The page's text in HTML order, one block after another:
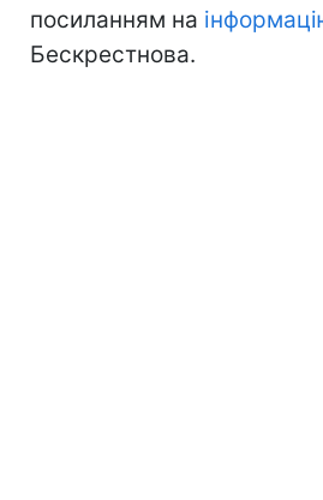
посиланням на
Бескрестнова.